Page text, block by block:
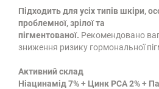
Підходить для усіх типів шкіри,
проблемної, зрілої та
пігментованої. Рекомендовано
зниження ризику гормональної
Активний склад
Ніацинамід 7% + Цинк РСА 2% +